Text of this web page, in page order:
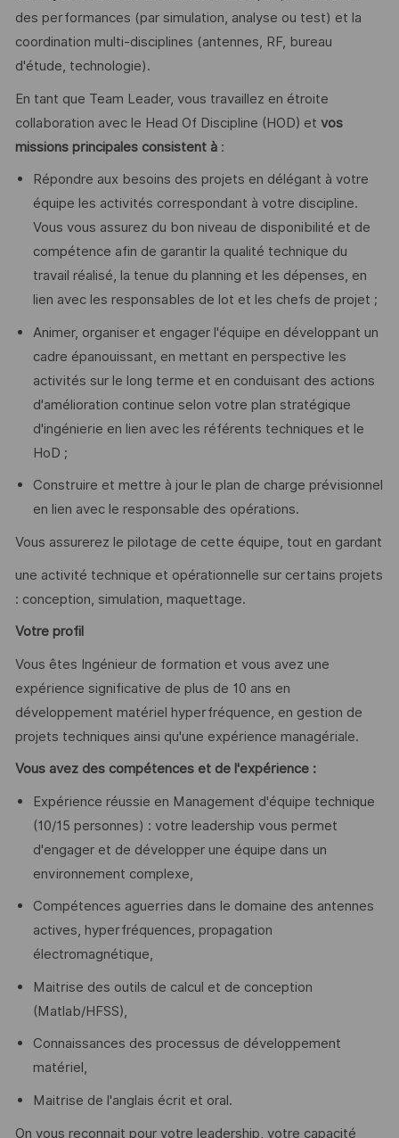
des performances (par simulation, analyse ou test) et la
coordination multi-disciplines (antennes, RF, bureau
d'étude, technologie).
En tant que Team Leader, vous travaillez en étroite
collaboration avec le Head Of Discipline (HOD) et vos
missions principales consistent à:
Répondre aux besoins des projets en délégant à votre
équipe les activités correspondant à votre discipline.
Vous vous assurez du bon niveau de disponibilité et de
compétence afin de garantir la qualité technique du
travail réalisé, la tenue du planning et les dépenses, en
lien avec les responsables de lot et les chefs de projet ;
Animer, organiser et engager l'équipe en développant un
cadre épanouissant, en mettant en perspective les
activités sur le long terme et en conduisant des actions
d'amélioration continue selon votre plan stratégique
d'ingénierie en lien avec les référents techniques et le
HoD ;
Construire et mettre à jour le plan de charge prévisionnel
en lien avec le responsable des opérations.
Vous assurerez le pilotage de cette équipe, tout en gardant
une activité technique et opérationnelle sur certains projets
: conception, simulation, maquettage.
Votre profil
Vous êtes Ingénieur de formation et vous avez une
expérience significative de plus de 10 ans en
développement matériel hyperfréquence, en gestion de
projets techniques ainsi qu'une expérience managériale.
Vous avez des compétences et de l'expérience :
Expérience réussie en Management d'équipe technique
(10/15 personnes) : votre leadership vous permet
d'engager et de développer une équipe dans un
environnement complexe,
Compétences aguerries dans le domaine des antennes
actives, hyperfréquences, propagation
électromagnétique,
Maitrise des outils de calcul et de conception
(Matlab/HFSS),
Connaissances des processus de développement
matériel,
Maitrise de l'anglais écrit et oral.
On vous reconnait pour votre leadership, votre capacité